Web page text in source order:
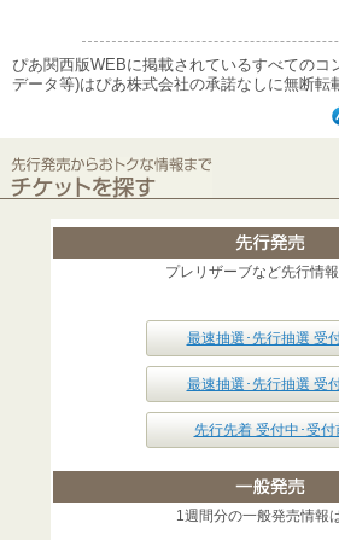
ぴあ関西版WEBに掲載されているすべてのコ
データ等)はぴあ株式会社の承諾なしに無断転
プレリザーブなど先行情
最速抽選･先行抽選 受
最速抽選･先行抽選 受
先行先着 受付中･受付
1週間分の一般発売情報